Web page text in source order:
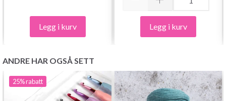
Legg i kurv Legg i kurv
ANDRE HAR OGSÅ SETT
25%rabatt